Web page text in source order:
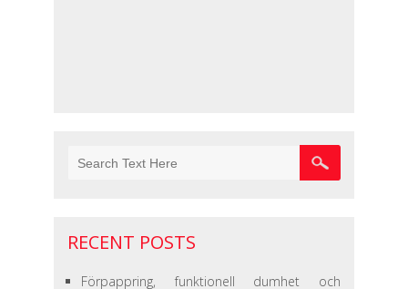
RECENT POSTS
Förpappring, funktionell dumhet och